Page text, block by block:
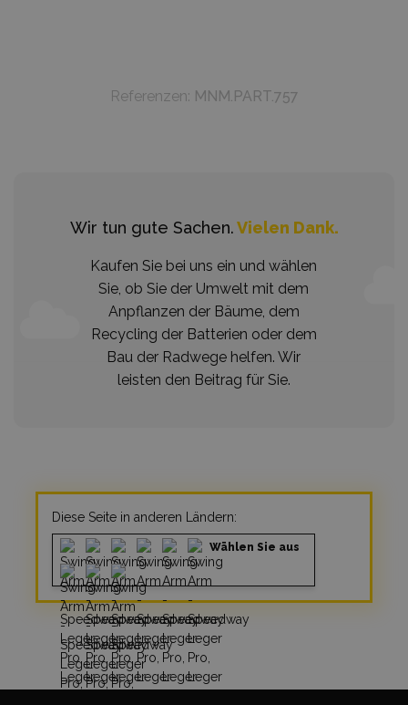
Referenzen: MNM.PART.757
Wir tun gute Sachen.Vielen Dank.
Kaufen Sie bei uns ein und wählen
Sie, ob Sie der Umwelt mit dem
Anpflanzen der Bäume, dem
Recycling der Batterien oder dem
Bau der Radwege helfen. Wir
leisten den Beitrag für Sie.
Diese Seite in anderen Ländern:
Wählen Sie aus